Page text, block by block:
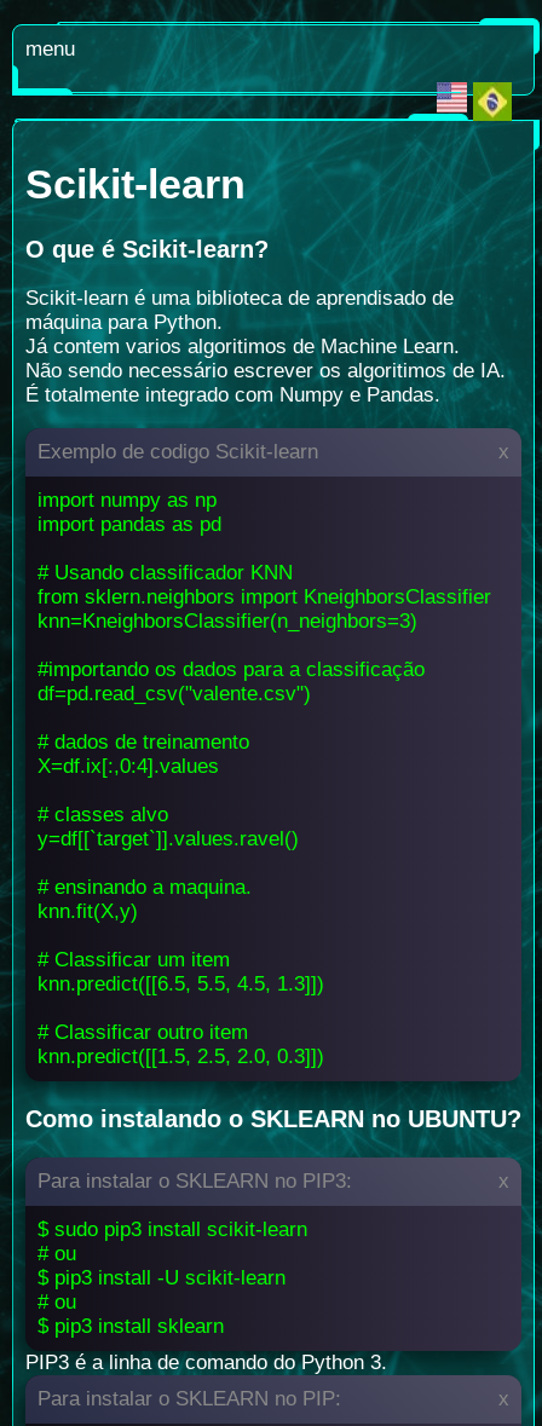
menu
Scikit-learn
O que é Scikit-learn?
Scikit-learn é uma biblioteca de aprendisado de
máquina para Python.
Já contem varios algoritimos de Machine Learn.
Não sendo necessário escrever os algoritimos de IA.
É totalmente integrado com Numpy e Pandas.
Exemplo de codigo Scikit-learn x
import numpy as np
import pandas as pd
# Usando classificador KNN
from sklern.neighbors import KneighborsClassifier
knn=KneighborsClassifier(n_neighbors=3)
#importando os dados para a classificação
df=pd.read_csv("valente.csv")
# dados de treinamento
X=df.ix[:,0:4].values
# classes alvo
y=df[[`target`]].values.ravel()
# ensinando a maquina.
knn.fit(X,y)
# Classificar um item
knn.predict([[6.5, 5.5, 4.5, 1.3]])
# Classificar outro item
knn.predict([[1.5, 2.5, 2.0, 0.3]])
Como instalando o SKLEARN no UBUNTU?
Para instalar o SKLEARN no PIP3: x
$ sudo pip3 install scikit-learn
# ou
$ pip3 install -U scikit-learn
# ou
$ pip3 install sklearn
PIP3 é a linha de comando do Python 3.
Para instalar o SKLEARN no PIP:
x